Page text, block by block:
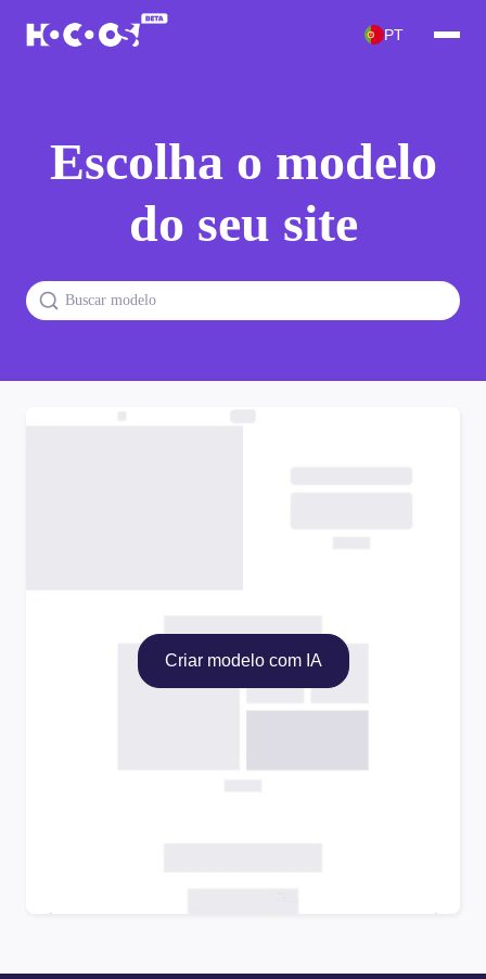
PT
Escolha o modelo
do seu site
Criar modelo com IA